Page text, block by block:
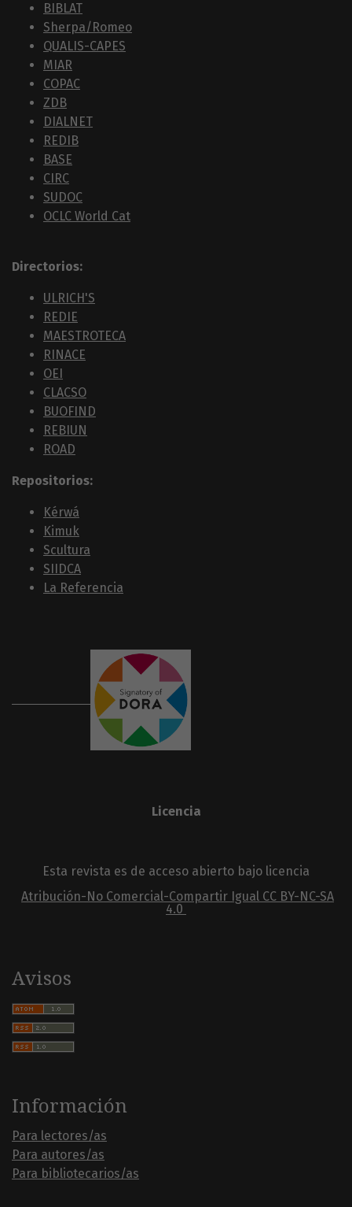
BIBLAT
Sherpa/Romeo
QUALIS-CAPES
MIAR
COPAC
ZDB
DIALNET
REDIB
BASE
CIRC
SUDOC
OCLC World Cat
Directorios:
ULRICH'S
REDIE
MAESTROTECA
RINACE
OEI
CLACSO
BUOFIND
REBIUN
ROAD
Repositorios:
Kérwá
Kimuk
Scultura
SIIDCA
La Referencia
Licencia
Esta revista es de acceso abierto bajo licencia
Atribución-No Comercial-Compartir Igual CC BY-NC-SA
4.0
Avisos
Información
Para lectores/as
Para autores/as
Para bibliotecarios/as